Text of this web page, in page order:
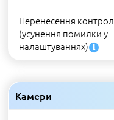
Перенесення
(усунення помилки у
налаштуваннях)
Камери